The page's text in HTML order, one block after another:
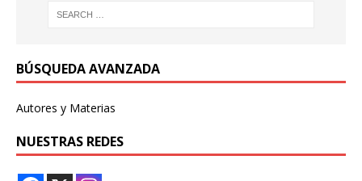
BÚSQUEDA AVANZADA
Autores y Materias
NUESTRAS REDES